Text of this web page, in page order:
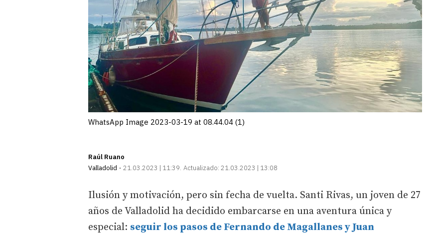
WhatsApp Image 2023-03-19 at 08.44.04 (1)
Raúl Ruano
Valladolid
21.03.2023 | 11:39 Actualizado: 21.03.2023 | 13:08
Ilusión y motivación, pero sin fecha de vuelta. Santi Rivas, un joven de 27
años de Valladolid ha decidido embarcarse en una aventura única y
especial: seguir los pasos de Fernando de Magallanes y Juan